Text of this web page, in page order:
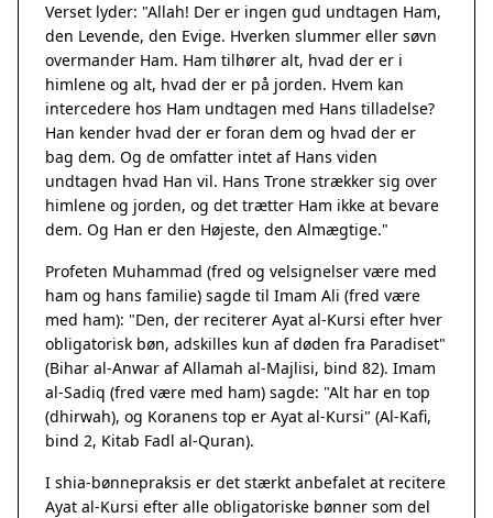
Verset lyder: "Allah! Der er ingen gud undtagen Ham,
den Levende, den Evige. Hverken slummer eller søvn
overmander Ham. Ham tilhører alt, hvad der er i
himlene og alt, hvad der er på jorden. Hvem kan
intercedere hos Ham undtagen med Hans tilladelse?
Han kender hvad der er foran dem og hvad der er
bag dem. Og de omfatter intet af Hans viden
undtagen hvad Han vil. Hans Trone strækker sig over
himlene og jorden, og det trætter Ham ikke at bevare
dem. Og Han er den Højeste, den Almægtige."
Profeten Muhammad (fred og velsignelser være med
ham og hans familie) sagde til Imam Ali (fred være
med ham): "Den, der reciterer Ayat al-Kursi efter hver
obligatorisk bøn, adskilles kun af døden fra Paradiset"
(Bihar al-Anwar af Allamah al-Majlisi, bind 82). Imam
al-Sadiq (fred være med ham) sagde: "Alt har en top
(dhirwah), og Koranens top er Ayat al-Kursi" (Al-Kafi,
bind 2, Kitab Fadl al-Quran).
I shia-bønnepraksis er det stærkt anbefalet at recitere
Ayat al-Kursi efter alle obligatoriske bønner som del